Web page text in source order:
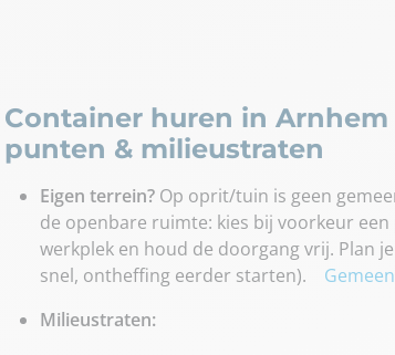
Container huren in Arnhem
punten & milieustraten
Eigen terrein? Op oprit/tuin is geen
de openbare ruimte: kies bij voorkeur
werkplek en houd de doorgang vrij. Plan
snel, ontheffing eerder starten).
Milieustraten: